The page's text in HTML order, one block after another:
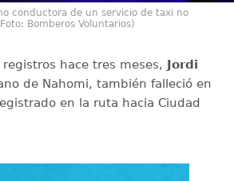
conductora de un servicio de taxi no
Bomberos Voluntarios)
hace tres meses, Jordi
de Nahomi, también falleció en
en la ruta hacia Ciudad